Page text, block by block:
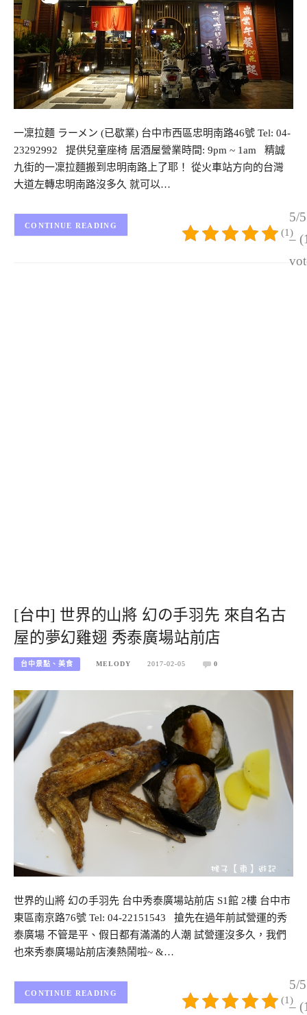
一凜拉麵 ラーメン (已歇業) 台中市西區忠明南路46號 Tel: 04-
23292992 提供兒童座椅 居酒屋營業時間: 9pm ~ 1am 精誠
九街的一凜拉麵搬到忠明南路上了耶！ 從火車站方向的台灣
大道左轉忠明南路沒多久 就可以…
5/5
–
(1)
CONTINUE READING
[台中] 世界的山將 幻の手羽先 來自名古
屋的夢幻雞翅 秀泰廣場站前店
台中景點、美食 MELODY 2017-02-05 0
世界的山將 幻の手羽先 台中秀泰廣場站前店 S1館 2樓 台中市
東區南京路76號 Tel: 04-22151543 搶先在過年前試營運的秀
泰廣場 不管是平、假日都有滿滿的人潮 試營運沒多久，我們
也來秀泰廣場站前店湊熱鬧啦~ &…
5/5
–
(1)
CONTINUE READING